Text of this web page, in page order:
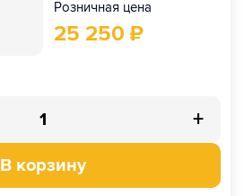
Розничная цена
25 250 ₽
+
В корзину